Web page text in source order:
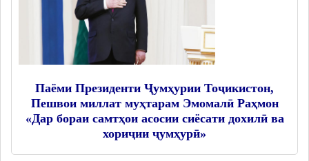
Паёми Президенти Ҷумҳурии Тоҷикистон,
Пешвои миллат муҳтарам Эмомалӣ Раҳмон
«Дар бораи самтҳои асосии сиёсати дохилӣ ва
хориҷии ҷумҳурӣ»